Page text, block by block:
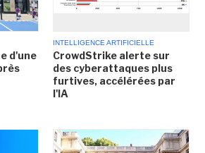
d'une
INTELLIGENCE ARTIFICIELLE
CrowdStrike alerte sur
des cyberattaques plus
furtives, accélérées par
l'IA